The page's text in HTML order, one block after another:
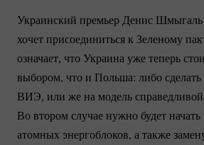
Украинский премьер Денис Шмыгаль
хочет присоединиться к Зеленому
означает, что Украина уже теперь
выбором, что и Польша: либо сделать
ВИЭ, или же на модель
Во втором случае нужно будет
атомных энергоблоков, а также